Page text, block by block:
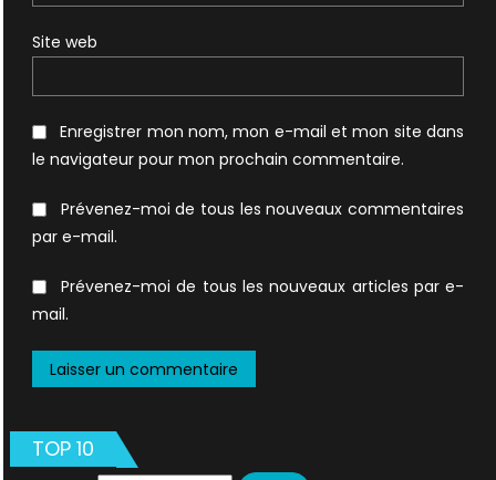
Site web
Enregistrer mon nom, mon e-mail et mon site dans
le navigateur pour mon prochain commentaire.
Prévenez-moi de tous les nouveaux commentaires
par e-mail.
Prévenez-moi de tous les nouveaux articles par e-
mail.
TOP 10